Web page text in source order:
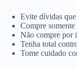
Evite dívidas
Compre somente
Não compre por
Tenha total
Tome cuidado